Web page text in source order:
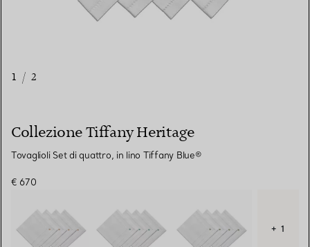
1 / 2
Collezione Tiffany Heritage
Tovaglioli Set di quattro, in lino Tiffany Blue®
€ 670
+ 1